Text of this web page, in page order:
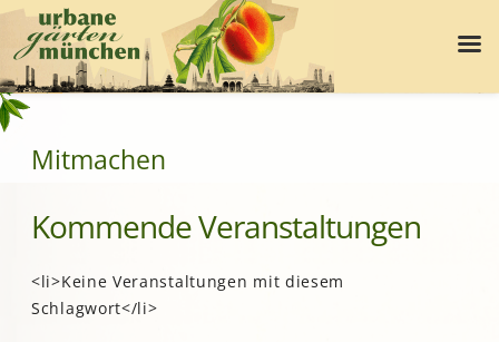
Mitmachen
Kommende Veranstaltungen
<li>Keine Veranstaltungen mit diesem
Schlagwort</li>